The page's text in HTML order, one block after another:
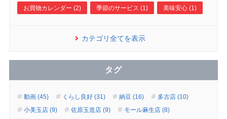
お買物カレンダー (2) 季節のサービス (1) 美味安心 (1)
カテゴリ全てを表示
タグ
動画 (45) くらし良好 (31) 納豆 (16)
多古店 (10)
小美玉店 (9)
佐原玉造店 (9)
モール麻生店 (8)